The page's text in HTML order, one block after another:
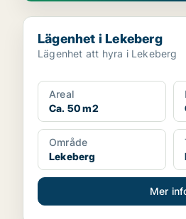
Lägenhet i Lekeberg
Lägenhet i Lekeberg
Lägenhet att hyra i Lekeberg
Areal
Ca. 50 m2
Område
Lekeberg
Mer